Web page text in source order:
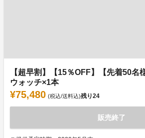
【超早割】【15％OFF】【先着50名
ウォッチ×1本
¥75,480 (税込/送料込)残り24
販売終了